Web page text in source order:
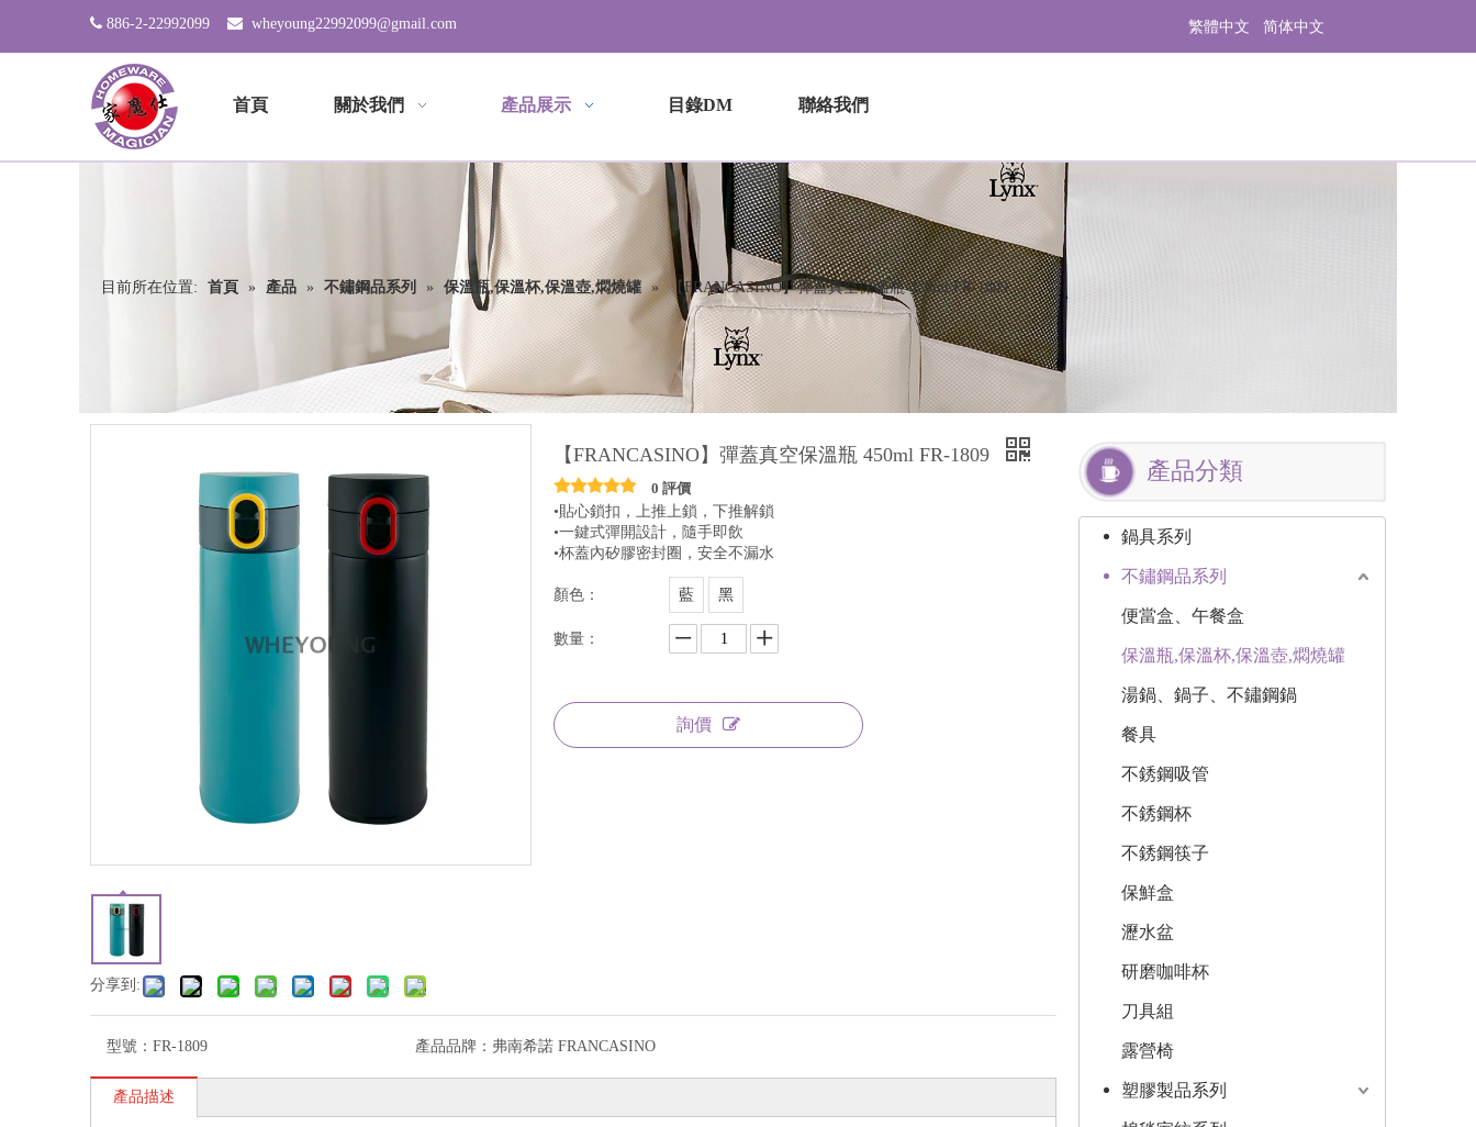
 886-2-22992099  wheyoung22992099@gmail.com 繁體中文 简体中文
首頁 關於我們 產品展示 目錄DM 聯絡我們
目前所在位置: 首頁 » 產品 » 不鏽鋼品系列 » 保溫瓶,保溫杯,保溫壺,燜燒罐 » 【FRANCASINO】彈蓋真空保溫瓶 450ml FR-1809
分享到:
【FRANCASINO】彈蓋真空保溫瓶 450ml FR-1809
0 評價
•貼心鎖扣，上推上鎖，下推解鎖
•一鍵式彈開設計，隨手即飲
•杯蓋內矽膠密封圈，安全不漏水
顏色： 藍 黑
數量：
詢價
型號： FR-1809 產品品牌： 弗南希諾 FRANCASINO
產品描述
產品分類
鍋具系列
不鏽鋼品系列
便當盒、午餐盒
保溫瓶,保溫杯,保溫壺,燜燒罐
湯鍋、鍋子、不鏽鋼鍋
餐具
不銹鋼吸管
不銹鋼杯
不銹鋼筷子
保鮮盒
瀝水盆
研磨咖啡杯
刀具組
露營椅
塑膠製品系列